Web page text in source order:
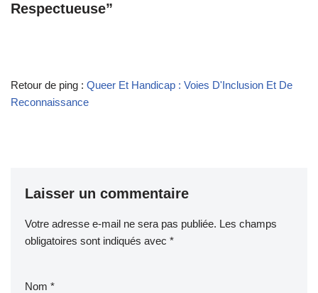
Respectueuse”
Retour de ping : Queer Et Handicap : Voies D'Inclusion Et De
Reconnaissance
Laisser un commentaire
Votre adresse e-mail ne sera pas publiée. Les champs
obligatoires sont indiqués avec *
Nom *